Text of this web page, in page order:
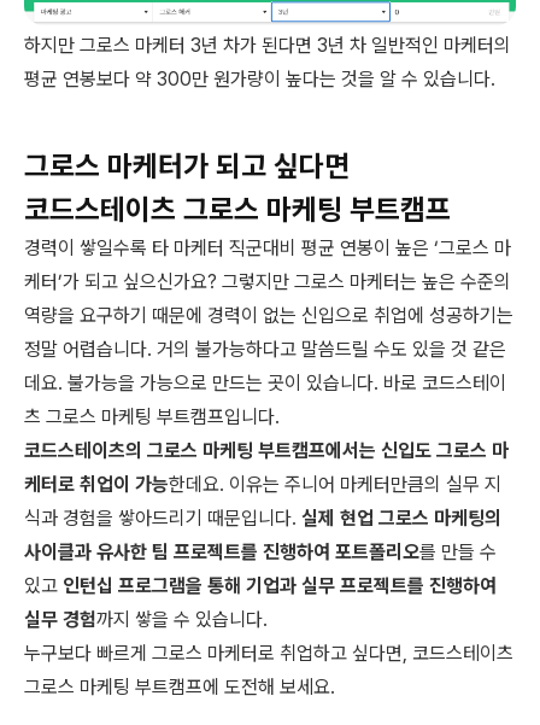
하지만 그로스 마케터 3년 차가 된다면 3년 차 일반적인 마케터의
평균 연봉보다 약 300만 원가량이 높다는 것을 알 수 있습니다.
그로스 마케터가 되고 싶다면
코드스테이츠 그로스 마케팅 부트캠프
경력이 쌓일수록 타 마케터 직군대비 평균 연봉이 높은 ‘그로스 마
케터’가 되고 싶으신가요? 그렇지만 그로스 마케터는 높은 수준의
역량을 요구하기 때문에 경력이 없는 신입으로 취업에 성공하기는
정말 어렵습니다. 거의 불가능하다고 말씀드릴 수도 있을 것 같은
데요. 불가능을 가능으로 만드는 곳이 있습니다. 바로 코드스테이
츠 그로스 마케팅 부트캠프입니다.
코드스테이츠의 그로스 마케팅 부트캠프에서는 신입도 그로스 마
케터로 취업이 가능한데요. 이유는 주니어 마케터만큼의 실무 지
식과 경험을 쌓아드리기 때문입니다. 실제 현업 그로스 마케팅의
사이클과 유사한 팀 프로젝트를 진행하여 포트폴리오를 만들 수
있고 인턴십 프로그램을 통해 기업과 실무 프로젝트를 진행하여
실무 경험까지 쌓을 수 있습니다.
누구보다 빠르게 그로스 마케터로 취업하고 싶다면, 코드스테이츠
그로스 마케팅 부트캠프에 도전해 보세요.